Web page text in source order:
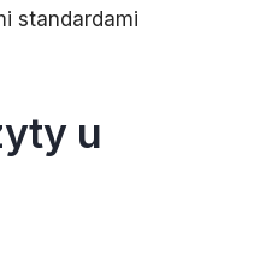
standardami
u